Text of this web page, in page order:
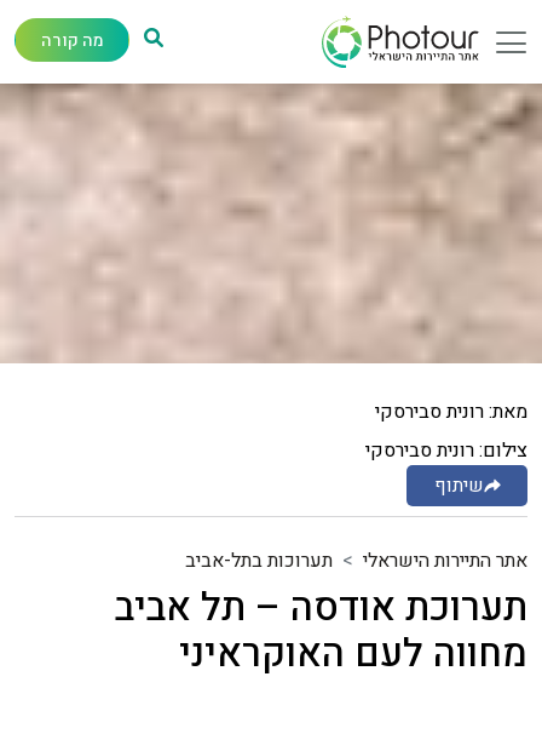
מה קורה
מאת: רונית סבירסקי
צילום: רונית סבירסקי
שיתוף
אתר התיירות הישראלי תערוכות בתל-אביב
תערוכת אודסה – תל אביב
מחווה לעם האוקראיני